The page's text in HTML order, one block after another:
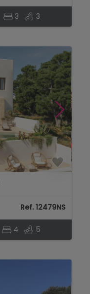
3 3
Ref. 12479NS
4 5